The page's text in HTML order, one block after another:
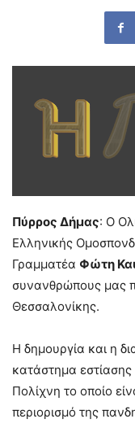
Πύρρος Δήμας: Ο
Ελληνικής
Γραμματέα Φώτη
συνανθρώπους μας
Θεσσαλονίκης.
Η δημουργία και η
κατάστημα εστίασης
Πολίχνη το οποίο
περιορισμό της